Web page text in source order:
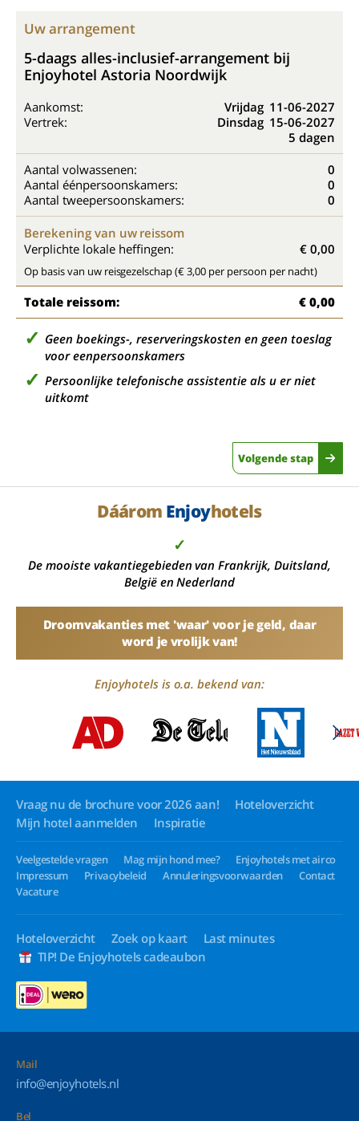
Uw arrangement
5-daags alles-inclusief-arrangement bij
Enjoyhotel Astoria Noordwijk
Aankomst: Vrijdag 11-06-2027
Vertrek:
Dinsdag 15-06-2027
5 dagen
Aantal volwassenen:
0
Aantal éénpersoonskamers:
0
Aantal tweepersoonskamers:
0
Berekening van uw reissom
Verplichte lokale heffingen:
€ 0,00
Op basis van uw reisgezelschap (€ 3,00 per persoon per nacht)
Totale reissom: € 0,00
Geen boekings-, reserveringskosten en geen toeslag
voor eenpersoonskamers
Persoonlijke telefonische assistentie als u er niet
uitkomt
Volgende stap
Dáárom Enjoyhotels
✓
De mooiste vakantiegebieden van Frankrijk, Duitsland,
België en Nederland
Droomvakanties met 'waar' voor je geld, daar
word je vrolijk van!
Enjoyhotels is o.a. bekend van:
Vraag nu de brochure voor 2026 aan!
Hoteloverzicht
Mijn hotel aanmelden
Inspiratie
Veelgestelde vragen Mag mijn hond mee?
Enjoyhotels met airco
Impressum
Privacybeleid Annuleringsvoorwaarden
Contact
Vacature
Hoteloverzicht Zoek op kaart
Last minutes
TIP! De Enjoyhotels cadeaubon
Mail
info@enjoyhotels.nl
Bel